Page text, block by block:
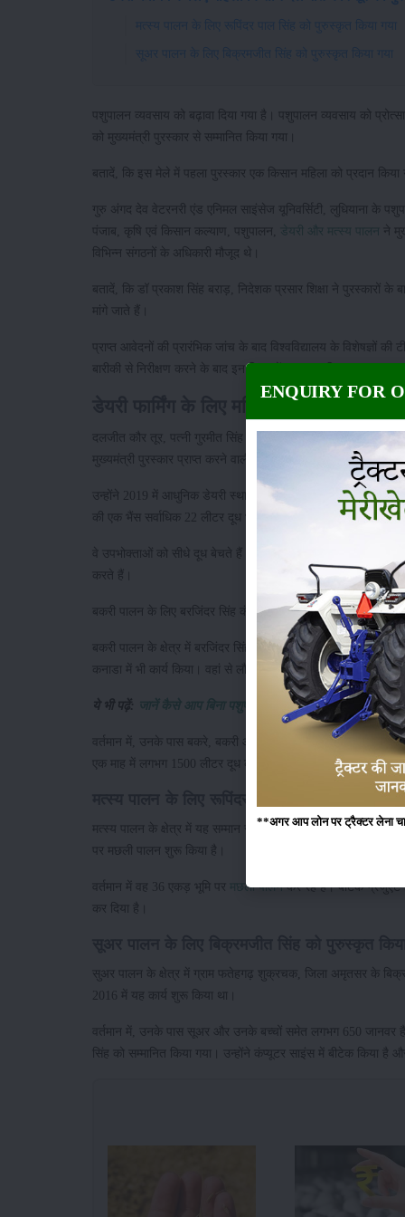
मत्स्य पालन के लिए रूपिंदर पाल सिंह को पुरुस्कृत किया गया
सूअर पालन के लिए बिक्रमजीत सिंह को पुरुस्कृत किया गया
पशुपालन व्यवसाय को बढ़ावा दिया गया है। पशुपालन व्यवसाय को
को मुख्यमंत्री पुरस्कार से सम्मानित किया गया।
बतादें, कि इस मेले में पहला पुरस्कार एक किसान महिला को प्रदान किया
गुरु अंगद देव वेटरनरी एंड एनिमल साइंसेज यूनिवर्सिटी, लुधियाना के
पंजाब, कृषि एवं किसान कल्याण, पशुपालन,
डेयरी और मत्स्य पालन ने
विभिन्न संगठनों के अधिकारी मौजूद थे।
बतादें, कि डॉ प्रकाश सिंह बराड़, निदेशक प्रसार शिक्षा ने
मांगे जाते हैं।
प्राप्त आवेदनों की प्रारंभिक जांच के बाद विश्वविद्यालय के विशेषज्ञों
बारीकी से निरीक्षण करने के बाद इन किसानों का चयन किया गया।
डेयरी फार्मिंग के लिए महिला किसान दलजीत
दलजीत कौर तूर, पत्नी गुरमीत सिंह तूर, गांव खोसा कोटला, जिला मोगा
मुख्यमंत्री पुरस्कार प्राप्त करने वाली वह पहली किसान महिला हैं।
उन्होंने 2019 में आधुनिक डेयरी स्थापित कर कार्य शुरू किया। आज उनके
की एक भैंस सर्वाधिक 22 लीटर दूध भी दे चुकी है।
वे उपभोक्ताओं को सीधे दूध बेचते हैं और घी भी निर्मित करते हैं।
करते हैं।
बकरी पालन के लिए बरजिंदर सिंह कंग को मिला पुरुस्कृत किया गया
बकरी पालन के क्षेत्र में बरजिंदर सिंह कंग, पुत्र करनैल सिंह कंग, सरिहंद
कनाडा में भी कार्य किया। वहां से लौटने के उपरांत उन्होंने 2017 में एक
ये भी पढ़ें: जानें कैसे आप बिना पशुपालन के डेयरी व्यवसाय खोल सकते हैं
वर्तमान में, उनके पास बकरे, बकरी और मेमनों सहित 85 जानवर हैं।
एक माह में लगभग 1500 लीटर दूध का उत्पादन होता है, जिसमें अधिकतम
मत्स्य पालन के क्षेत्र में यह सम्मान रूपिंदर पाल सिंह, पुत्र जसपाल
पर मछली पालन शुरू किया है।
वर्तमान में वह 36 एकड़ भूमि पर मछली पालनकर रहे हैं। बीटेक ग्रेजुएट
कर दिया है।
सुअर पालन के क्षेत्र में ग्राम फतेहगढ़ शुक्रचक, जिला अमृतसर के
2016 में यह कार्य शुरू किया था।
वर्तमान में, उनके पास सूअर और उनके बच्चों समेत लगभग 650
सिंह को सम्मानित किया गया। उन्होंने कंप्यूटर साइंस में बीटेक किया है
ENQUIRY FOR
**अगर आप लोन पर ट्रैक्टर लेना